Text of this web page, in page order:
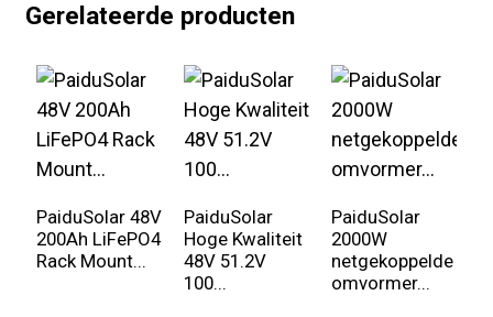
Gerelateerde producten
PaiduSolar 48V
200Ah LiFePO4
Rack Mount...
PaiduSolar
Hoge Kwaliteit
48V 51.2V
100...
PaiduSolar
2000W
netgekoppelde
omvormer...